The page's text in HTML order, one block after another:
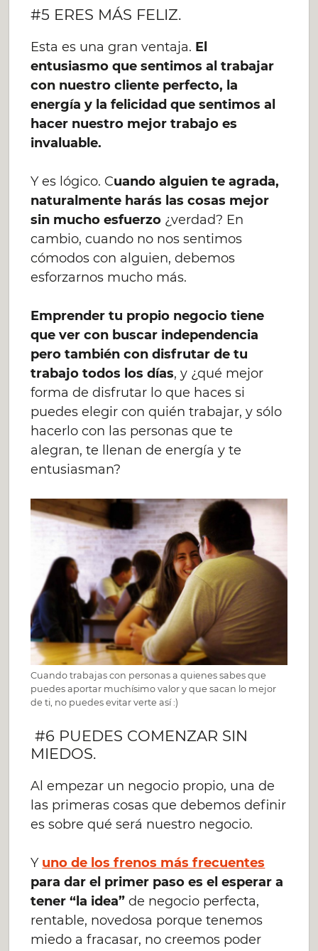
#5 ERES MÁS FELIZ.
Esta es una gran ventaja. El
entusiasmo que sentimos al trabajar
con nuestro cliente perfecto, la
energía y la felicidad que sentimos al
hacer nuestro mejor trabajo es
invaluable.
Y es lógico. Cuando alguien te agrada,
naturalmente harás las cosas mejor
sin mucho esfuerzo ¿verdad? En
cambio, cuando no nos sentimos
cómodos con alguien, debemos
esforzarnos mucho más.
Emprender tu propio negocio tiene
que ver con buscar independencia
pero también con disfrutar de tu
trabajo todos los días, y ¿qué mejor
forma de disfrutar lo que haces si
puedes elegir con quién trabajar, y sólo
hacerlo con las personas que te
alegran, te llenan de energía y te
entusiasman?
Cuando trabajas con personas a quienes sabes que
puedes aportar muchísimo valor y que sacan lo mejor
de ti, no puedes evitar verte así :)
#6 PUEDES COMENZAR SIN
MIEDOS.
Al empezar un negocio propio, una de
las primeras cosas que debemos definir
es sobre qué será nuestro negocio.
Y uno de los frenos más frecuentes
para dar el primer paso es el esperar a
tener “la idea” de negocio perfecta,
rentable, novedosa porque tenemos
miedo a fracasar, no creemos poder